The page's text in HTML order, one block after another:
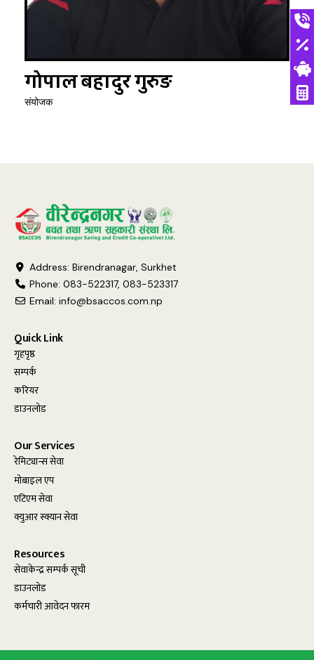
गोपाल बहादुर गुरुङ
संयोजक
Address: Birendranagar, Surkhet
Phone: 083-522317, 083-523317
Email: info@bsaccos.com.np
Quick Link
गृहपृष्ठ
सम्पर्क
करियर
डाउनलोड
Our Services
रेमिट्यान्स सेवा
मोबाइल एप
एटिएम सेवा
क्युआर स्क्यान सेवा
Resources
सेवाकेन्द्र सम्पर्क सूची
डाउनलोड
कर्मचारी आवेदन फारम